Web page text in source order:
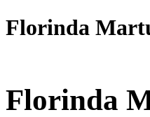
Florinda
Florinda